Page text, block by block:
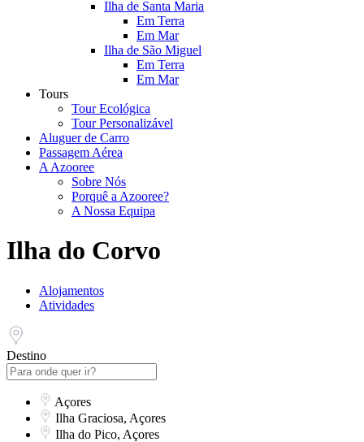
Ilha de Santa Maria
Em Terra
Em Mar
Ilha de São Miguel
Em Terra
Em Mar
Tours
Tour Ecológica
Tour Personalizável
Aluguer de Carro
Passagem Aérea
A Azooree
Sobre Nós
Porquê a Azooree?
A Nossa Equipa
Ilha do Corvo
Alojamentos
Atividades
Destino
Açores
Ilha Graciosa, Açores
Ilha do Pico, Açores